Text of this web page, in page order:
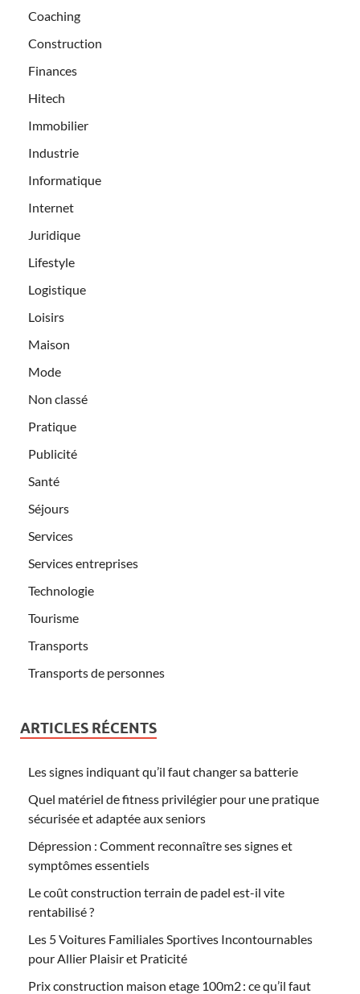
Coaching
Construction
Finances
Hitech
Immobilier
Industrie
Informatique
Internet
Juridique
Lifestyle
Logistique
Loisirs
Maison
Mode
Non classé
Pratique
Publicité
Santé
Séjours
Services
Services entreprises
Technologie
Tourisme
Transports
Transports de personnes
ARTICLES RÉCENTS
Les signes indiquant qu’il faut changer sa batterie
Quel matériel de fitness privilégier pour une pratique
sécurisée et adaptée aux seniors
Dépression : Comment reconnaître ses signes et
symptômes essentiels
Le coût construction terrain de padel est-il vite
rentabilisé ?
Les 5 Voitures Familiales Sportives Incontournables
pour Allier Plaisir et Praticité
Prix construction maison etage 100m2 : ce qu’il faut